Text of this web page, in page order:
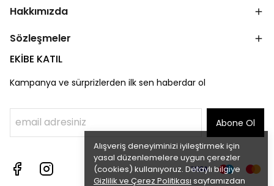
Alışveriş deneyiminizi iyileştirmek için
yasal düzenlemelere uygun çerezler
(cookies) kullanıyoruz. Detaylı bilgiye
Gizlilik ve Çerez Politikası sayfamızdan
Hakkımızda
Sözleşmeler
EKİBE KATIL
Kampanya ve sürprizlerden ilk sen haberdar ol
Abone Ol